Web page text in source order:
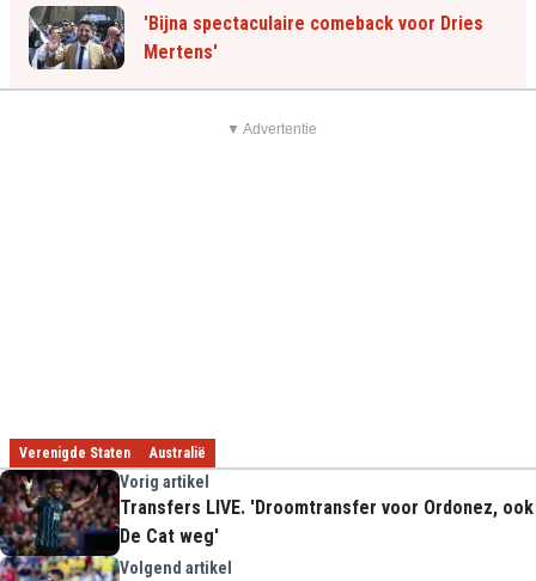
'Bijna spectaculaire comeback voor Dries
Mertens'
▼ Advertentie
Verenigde Staten Australië
Vorig artikel
Transfers LIVE. 'Droomtransfer voor Ordonez, ook
De Cat weg'
Volgend artikel